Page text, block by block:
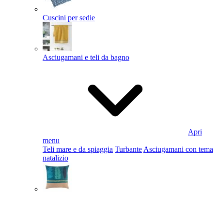
Cuscini per sedie
Asciugamani e teli da bagno
Apri
menu
Teli mare e da spiaggia Turbante Asciugamani con tema
natalizio